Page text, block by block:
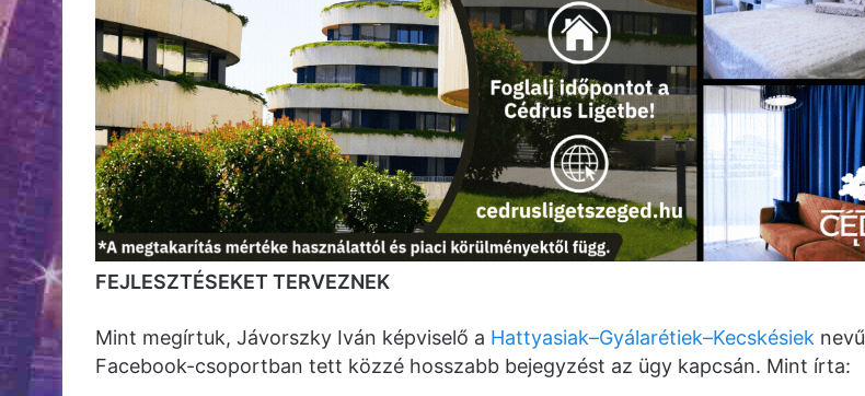
FEJLESZTÉSEKET TERVEZNEK
Mint megírtuk, Jávorszky Iván képviselő a Hattyasiak–Gyálarétiek–Kecskésiek nevű
Facebook-csoportban tett közzé hosszabb bejegyzést az ügy kapcsán. Mint írta: